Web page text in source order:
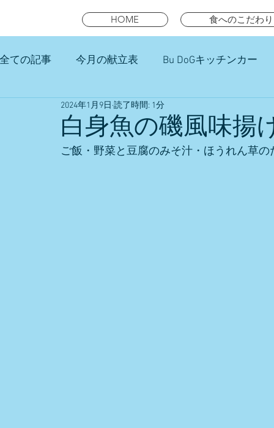
HOME 食へのこだわり
全ての記事 今月の献立表 Bu DoGキッチンカー
未就園児スマイルキッズランチ
白身魚の磯風味揚
2024年1月9日 読了時間: 1分
ご飯・野菜と豆腐のみそ汁・ほうれん草